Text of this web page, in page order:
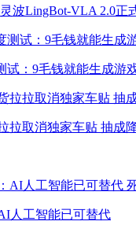
波LingBot-VLA 2.0正
试：9毛钱就能生成游
拉取消独家车贴 抽成
人工智能已可替代